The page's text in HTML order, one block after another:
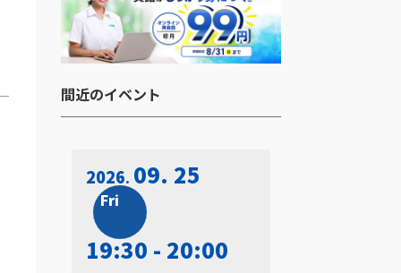
間近のイベント​
2026 09. 25
Fri
19:30 - 20:00